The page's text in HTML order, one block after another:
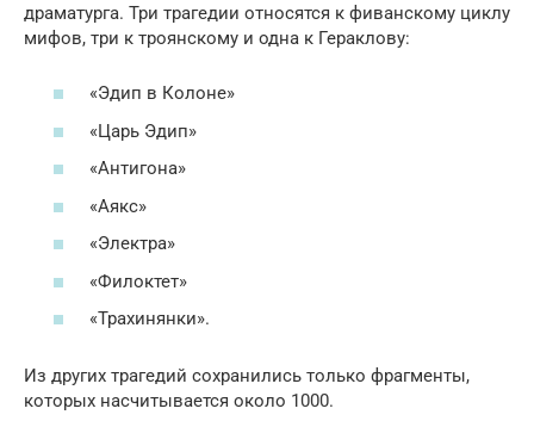
драматурга. Три трагедии относятся к фиванскому циклу
мифов, три к троянскому и одна к Гераклову:
«Эдип в Колоне»
«Царь Эдип»
«Антигона»
«Аякс»
«Электра»
«Филоктет»
«Трахинянки».
Из других трагедий сохранились только фрагменты,
которых насчитывается около 1000.